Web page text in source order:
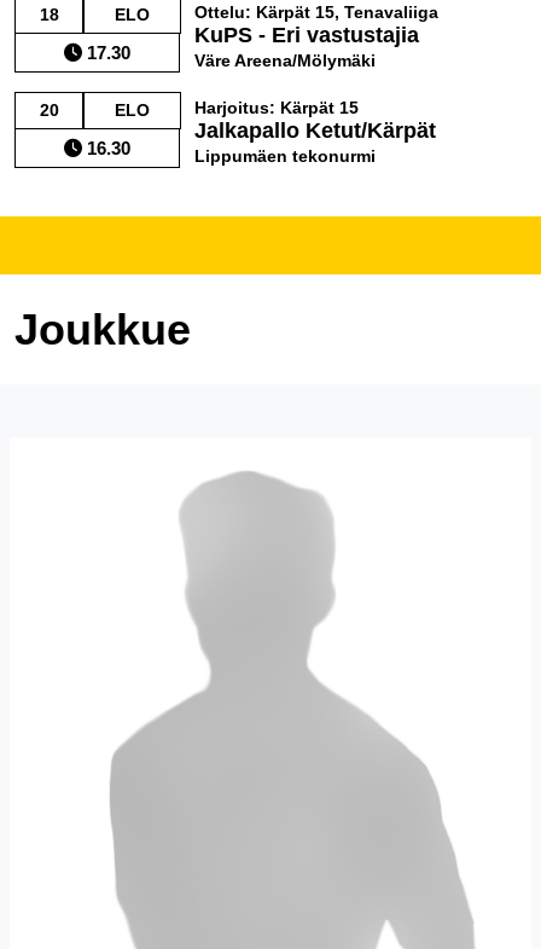
18 ELO
17.30
Ottelu: Kärpät 15, Tenavaliiga
KuPS - Eri vastustajia
Väre Areena/Mölymäki
20 ELO
16.30
Harjoitus: Kärpät 15
Jalkapallo Ketut/Kärpät
Lippumäen tekonurmi
Joukkue